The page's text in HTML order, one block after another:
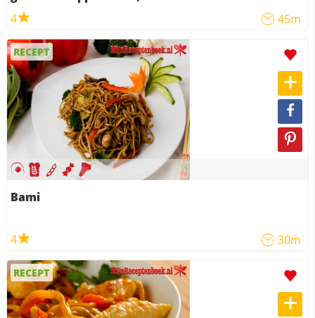
4
45m
RECEPT
Bami
4 30m
RECEPT